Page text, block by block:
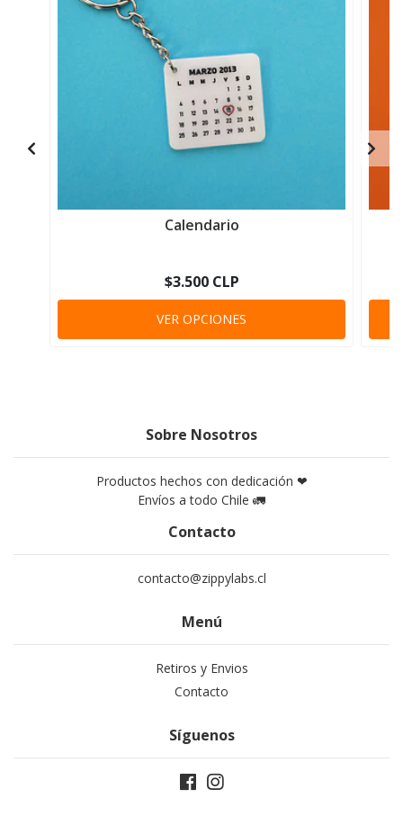
Calendario
$3.500 CLP
VER OPCIONES
Sobre Nosotros
Productos hechos con dedicación ❤
Envíos a todo Chile 🚛
Contacto
contacto@zippylabs.cl
Menú
Retiros y Envios
Contacto
Síguenos